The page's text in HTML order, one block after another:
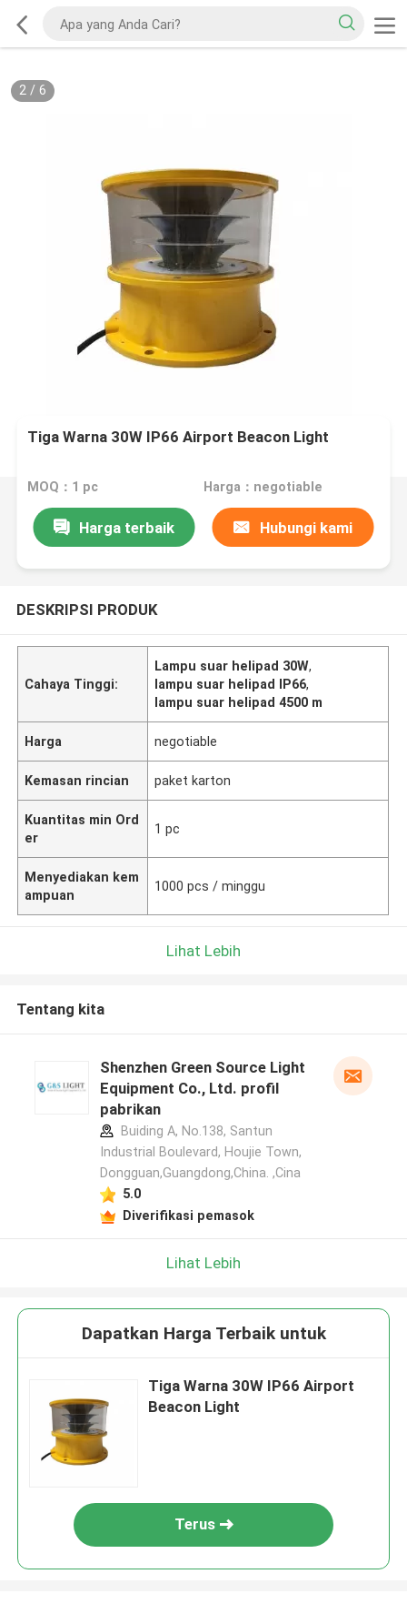
2/ 6
Tiga Warna 30W IP66 Airport Beacon Light
MOQ：1 pc Harga：negotiable
Harga terbaik Hubungi kami
DESKRIPSI PRODUK
Cahaya Tinggi:
Lampu suar helipad 30W,
lampu suar helipad IP66,
lampu suar helipad 4500 m
Harga negotiable
Kemasan rincian paket karton
Kuantitas min Ord
er
1 pc
Menyediakan kem
ampuan
1000 pcs / minggu
Lihat Lebih
Tentang kita
Shenzhen Green Source Light
Equipment Co., Ltd. profil
pabrikan
Buiding A, No.138, Santun
Industrial Boulevard, Houjie Town,
Dongguan,Guangdong,China. ,Cina
5.0
Diverifikasi pemasok
Lihat Lebih
Dapatkan Harga Terbaik untuk
Tiga Warna 30W IP66 Airport
Beacon Light
Terus